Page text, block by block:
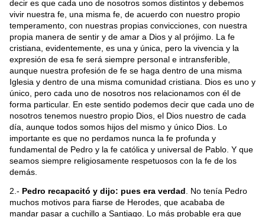
decir es que cada uno de nosotros somos distintos y debemos
vivir nuestra fe, una misma fe, de acuerdo con nuestro propio
temperamento, con nuestras propias convicciones, con nuestra
propia manera de sentir y de amar a Dios y al prójimo. La fe
cristiana, evidentemente, es una y única, pero la vivencia y la
expresión de esa fe será siempre personal e intransferible,
aunque nuestra profesión de fe se haga dentro de una misma
Iglesia y dentro de una misma comunidad cristiana. Dios es uno y
único, pero cada uno de nosotros nos relacionamos con él de
forma particular. En este sentido podemos decir que cada uno de
nosotros tenemos nuestro propio Dios, el Dios nuestro de cada
día, aunque todos somos hijos del mismo y único Dios. Lo
importante es que no perdamos nunca la fe profunda y
fundamental de Pedro y la fe católica y universal de Pablo. Y que
seamos siempre religiosamente respetuosos con la fe de los
demás.
2.- Pedro recapacitó y dijo: pues era verdad. No tenía Pedro
muchos motivos para fiarse de Herodes, que acababa de
mandar pasar a cuchillo a Santiago. Lo más probable era que